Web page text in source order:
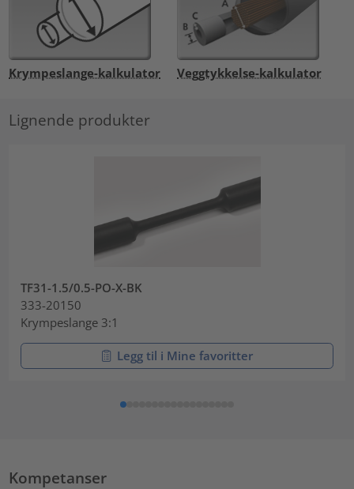
Krympeslange-kalkulator Veggtykkelse-kalkulator
Lignende produkter
TF31-1.5/0.5-PO-X-BK
333-20150
Krympeslange 3:1
Legg til i Mine favoritter
Kompetanser